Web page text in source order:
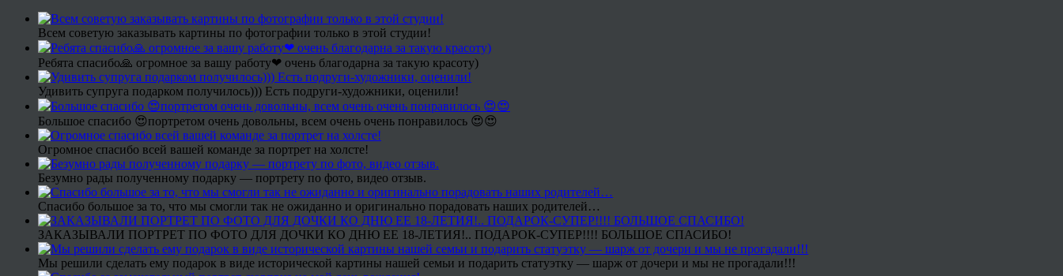
Всем советую заказывать картины по фотографии только в этой студии!
Ребята спасибо🙏 огромное за вашу работу❤ очень благодарна за такую красоту)
Удивить супруга подарком получилось))) Есть подруги-художники, оценили!
Большое спасибо 😍портретом очень довольны, всем очень очень понравилось 😍😍
Огромное спасибо всей вашей команде за портрет на холсте!
Безумно рады полученному подарку — портрету по фото, видео отзыв.
Спасибо большое за то, что мы смогли так не ожиданно и оригинально порадовать наших родителей…
ЗАКАЗЫВАЛИ ПОРТРЕТ ПО ФОТО ДЛЯ ДОЧКИ КО ДНЮ ЕЕ 18-ЛЕТИЯ!.. ПОДАРОК-СУПЕР!!!! БОЛЬШОЕ СПАСИБО!
Мы решили сделать ему подарок в виде исторической картины нашей семьи и подарить статуэтку — шарж от дочери и мы не прогадали!!!